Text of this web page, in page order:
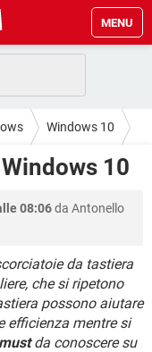
MENU
10
10
10
10
Windows 10
10
08:06da Antonello
da tastiera
che si ripetono
possono aiutare
efficienza mentre si
da conoscere su